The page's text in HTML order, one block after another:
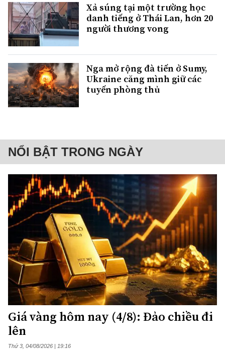
Xả súng tại một trường học
danh tiếng ở Thái Lan, hơn 20
người thương vong
Nga mở rộng đà tiến ở Sumy,
Ukraine căng mình giữ các
tuyến phòng thủ
NỔI BẬT TRONG NGÀY
Giá vàng hôm nay (4/8): Đảo chiều đi
lên
Thứ 3, 04/08/2026 | 19:16